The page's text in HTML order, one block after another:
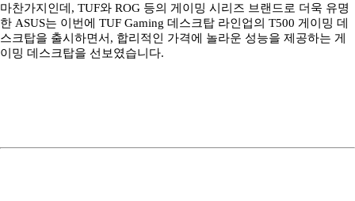
마찬가지인데, TUF와 ROG 등의 게이밍 시리즈 브랜드로 더욱 유명
한 ASUS는 이번에 TUF Gaming 데스크탑 라인업의 T500 게이밍 데
스크탑을 출시하면서, 합리적인 가격에 놀라운 성능을 제공하는 게
이밍 데스크탑을 선보였습니다.